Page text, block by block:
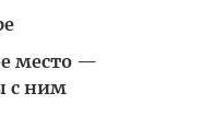
место —
с ним